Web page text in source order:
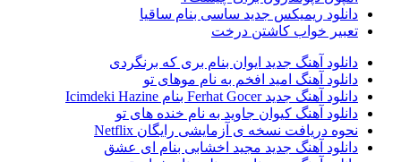
دانلود ریمیکس جدید ساسی بنام ساقیا
تعبیر خواب کاشتن درخت
دانلود آهنگ جدید ایوان بنام بری که برنگردی
دانلود آهنگ امید افخم به نام موهای تو
دانلود آهنگ جدید Ferhat Gocer بنام Icimdeki Hazine
دانلود آهنگ کیوان جاوید به نام خنده های تو
نحوه دریافت نسخه ی آزمایشی رایگان Netflix
دانلود آهنگ جدید مجید اخشابی بنام ای عشق